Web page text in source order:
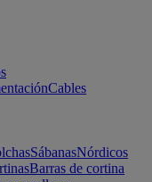
Cables
SábanasNórdicos
Barras de cortina